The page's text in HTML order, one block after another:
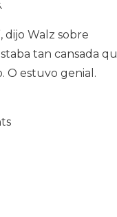
dijo Walz sobre
tan cansada
O estuvo genial.